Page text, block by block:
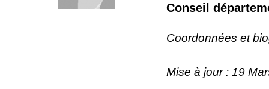
Conseil
Coordonnées et
Mise à jour : 19